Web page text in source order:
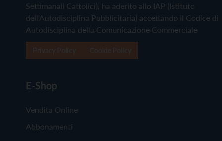
Settimanali Cattolici), ha aderito allo IAP (Istituto
dell'Autodisciplina Pubblicitaria) accettando il Codice di
Autodisciplina della Comunicazione Commerciale
E-Shop
Vendita Online
Abbonamenti